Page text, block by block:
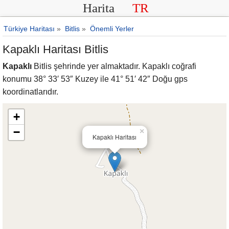
Harita TR
Türkiye Haritası » Bitlis » Önemli Yerler
Kapaklı Haritası Bitlis
Kapaklı Bitlis şehrinde yer almaktadır. Kapaklı coğrafi
konumu 38° 33′ 53″ Kuzey ile 41° 51′ 42″ Doğu gps
koordinatlarıdır.
Kapaklı Haritası
×
+
−